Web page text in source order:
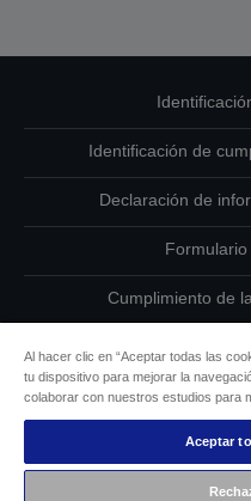
Identificación de
Declaración de
Cumplimiento de
Compromiso de
Al hacer clic en “Aceptar todas las
tu dispositivo para mejorar la
colaborar con nuestros estudios para
Aceptar